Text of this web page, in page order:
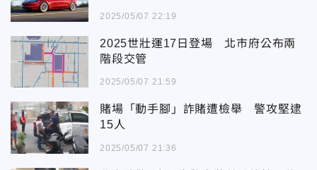
2025/05/07 22:19
2025世壯運17日登場 北市府公布兩
階段交管
2025/05/07 21:59
賭場「動手腳」詐賭遭檢舉 警攻堅逮
15人
2025/05/07 21:36